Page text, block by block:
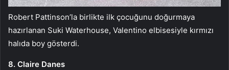
Robert Pattinson’la birlikte ilk çocuğunu doğurmaya
hazırlanan Suki Waterhouse, Valentino elbisesiyle kırmızı
halıda boy gösterdi.
8. Claire Danes